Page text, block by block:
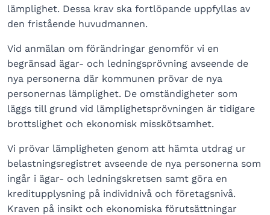
lämplighet. Dessa krav ska fortlöpande uppfyllas av
den fristående huvudmannen.
Vid anmälan om förändringar genomför vi en
begränsad ägar- och ledningsprövning avseende de
nya personerna där kommunen prövar de nya
personernas lämplighet. De omständigheter som
läggs till grund vid lämplighetsprövningen är tidigare
brottslighet och ekonomisk misskötsamhet.
Vi prövar lämpligheten genom att hämta utdrag ur
belastningsregistret avseende de nya personerna som
ingår i ägar- och ledningskretsen samt göra en
kreditupplysning på individnivå och företagsnivå.
Kraven på insikt och ekonomiska förutsättningar